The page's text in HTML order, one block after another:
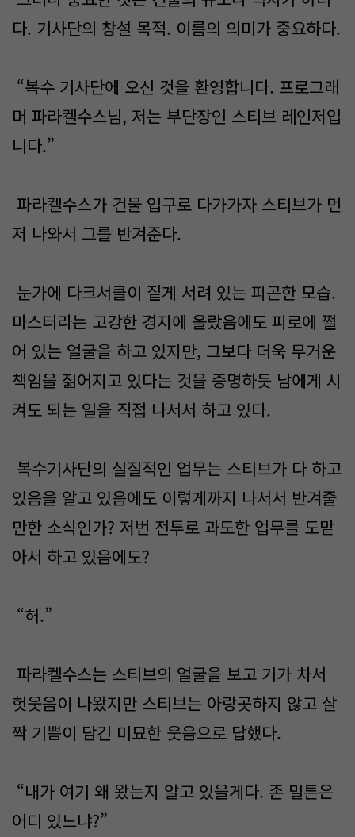
다. 기사단의 창설 목적. 이름의 의미가 중요하다.
“복수 기사단에 오신 것을 환영합니다. 프로그래
머 파라켈수스님, 저는 부단장인 스티브 레인저입
니다.”
파라켈수스가 건물 입구로 다가가자 스티브가 먼
저 나와서 그를 반겨준다.
눈가에 다크서클이 짙게 서려 있는 피곤한 모습.
마스터라는 고강한 경지에 올랐음에도 피로에 쩔
어 있는 얼굴을 하고 있지만, 그보다 더욱 무거운
책임을 짊어지고 있다는 것을 증명하듯 남에게 시
켜도 되는 일을 직접 나서서 하고 있다.
복수기사단의 실질적인 업무는 스티브가 다 하고
있음을 알고 있음에도 이렇게까지 나서서 반겨줄
만한 소식인가? 저번 전투로 과도한 업무를 도맡
아서 하고 있음에도?
“허.”
파라켈수스는 스티브의 얼굴을 보고 기가 차서
헛웃음이 나왔지만 스티브는 아랑곳하지 않고 살
짝 기쁨이 담긴 미묘한 웃음으로 답했다.
“내가 여기 왜 왔는지 알고 있을게다. 존 밀튼은
어디 있느냐?”